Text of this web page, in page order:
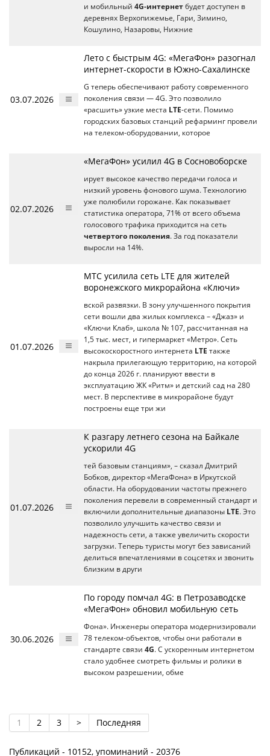
и мобильный 4G-интернет будет доступен в
деревнях Верхопижемье, Гари, Зимино,
Кошулино, Назаровы, Нижние
03.07.2026
Лето с быстрым 4G: «МегаФон» разогнал
интернет-скорости в Южно-Сахалинске
G теперь обеспечивают работу современного
поколения связи — 4G. Это позволило
«расшить» узкие места LTE-сети. Помимо
городских базовых станций рефарминг провели
на телеком-оборудовании, которое
02.07.2026
«МегаФон» усилил 4G в Сосновоборске
ирует высокое качество передачи голоса и
низкий уровень фонового шума. Технологию
уже полюбили горожане. Как показывает
статистика оператора, 71% от всего объема
голосового трафика приходится на сеть
четвертого поколения. За год показатели
выросли на 14%.
01.07.2026
МТС усилила сеть LTE для жителей
воронежского микрорайона «Ключи»
вской развязки. В зону улучшенного покрытия
сети вошли два жилых комплекса – «Джаз» и
«Ключи Клаб», школа № 107, рассчитанная на
1,5 тыс. мест, и гипермаркет «Метро». Сеть
высокоскоростного интернета LTE также
накрыла прилегающую территорию, на которой
до конца 2026 г. планируют ввести в
эксплуатацию ЖК «Ритм» и детский сад на 280
мест. В перспективе в микрорайоне будут
построены еще три жи
01.07.2026
К разгару летнего сезона на Байкале
ускорили 4G
тей базовым станциям», – сказал Дмитрий
Бобков, директор «МегаФона» в Иркутской
области. На оборудовании частоты прежнего
поколения перевели в современный стандарт и
включили дополнительные диапазоны LTE. Это
позволило улучшить качество связи и
надежность сети, а также увеличить скорости
загрузки. Теперь туристы могут без зависаний
делиться впечатлениями в соцсетях и звонить
близким в други
30.06.2026
По городу помчал 4G: в Петрозаводске
«МегаФон» обновил мобильную сеть
Фона». Инженеры оператора модернизировали
78 телеком-объектов, чтобы они работали в
стандарте связи 4G. С ускоренным интернетом
стало удобнее смотреть фильмы и ролики в
высоком разрешении, обме
1 2 3 > Последняя
Публикаций - 10152, упоминаний - 20376